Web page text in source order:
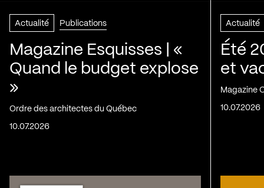
Actualité Publications
Magazine Esquisses | «
Quand le budget explose
»
Ordre des architectes du Québec
10.07.2026
Actualité
Été
et
Magazine
10.07.2026